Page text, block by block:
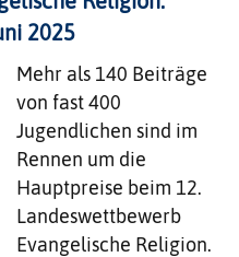
2025
Mehr als 140 Beiträge
von fast 400
Jugendlichen sind im
Rennen um die
Hauptpreise beim 12.
Landeswettbewerb
Evangelische Religion.